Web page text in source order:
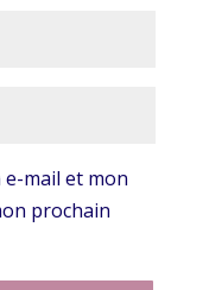
mail et mon
prochain